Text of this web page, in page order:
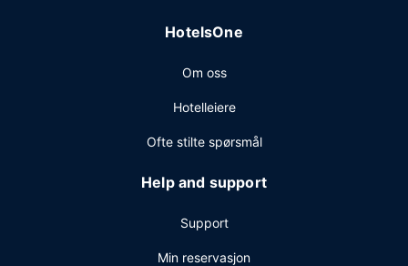
HotelsOne
Om oss
Hotelleiere
Ofte stilte spørsmål
Help and support
Support
Min reservasjon